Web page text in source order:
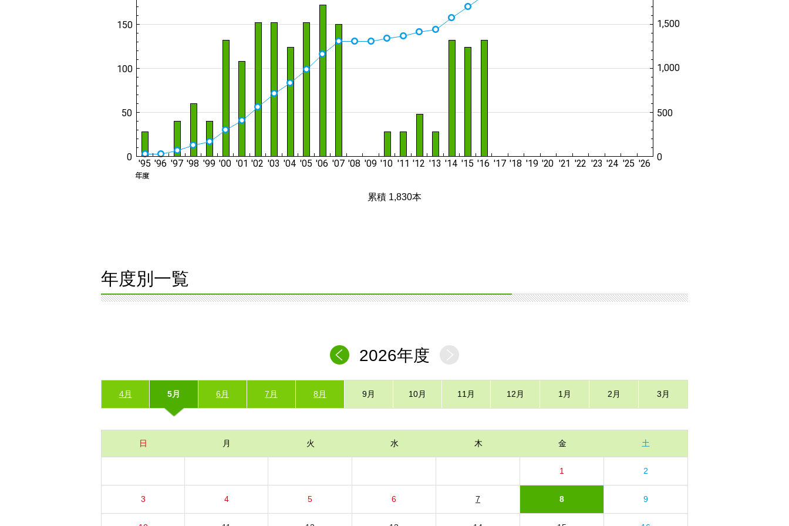
累積 1,830本
年度別一覧
2026年度
4月 5月 6月 7月 8月 9月 10月 11月 12月 1月 2月 3月
日 月 火 水 木 金 土
1 2
3 4 5 6 7 8 9